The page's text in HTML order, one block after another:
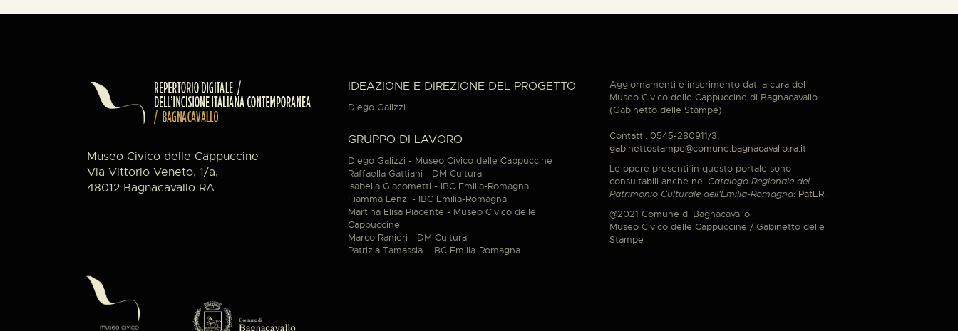
Museo Civico delle Cappuccine
Via Vittorio Veneto, 1/a,
48012 Bagnacavallo RA
IDEAZIONE E DIREZIONE DEL PROGETTO
Diego Galizzi
GRUPPO DI LAVORO
Diego Galizzi - Museo Civico delle Cappuccine
Raffaella Gattiani - DM Cultura
Isabella Giacometti - IBC Emilia-Romagna
Fiamma Lenzi - IBC Emilia-Romagna
Martina Elisa Piacente - Museo Civico delle
Cappuccine
Marco Ranieri - DM Cultura
Patrizia Tamassia - IBC Emilia-Romagna
Aggiornamenti e inserimento dati a cura del
Museo Civico delle Cappuccine di Bagnacavallo
(Gabinetto delle Stampe).
Contatti: 0545-280911/3;
gabinettostampe@comune.bagnacavallo.ra.it
Le opere presenti in questo portale sono
consultabili anche nel Catalogo Regionale del
Patrimonio Culturale dell'Emilia-Romagna: PatER.
@2021 Comune di Bagnacavallo
Museo Civico delle Cappuccine / Gabinetto delle
Stampe